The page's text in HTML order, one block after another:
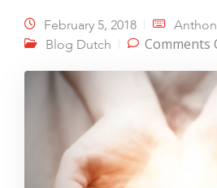
February 5, 2018
Blog Dutch
Comments